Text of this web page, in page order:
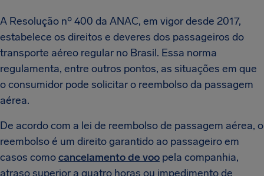
A Resolução nº 400 da ANAC, em vigor desde 2017,
estabelece os direitos e deveres dos passageiros do
transporte aéreo regular no Brasil. Essa norma
regulamenta, entre outros pontos, as situações em que
o consumidor pode solicitar o reembolso da passagem
aérea.
De acordo com a lei de reembolso de passagem aérea, o
reembolso é um direito garantido ao passageiro em
casos comocancelamento de voo pela companhia,
atraso superior a quatro horas ou impedimento de